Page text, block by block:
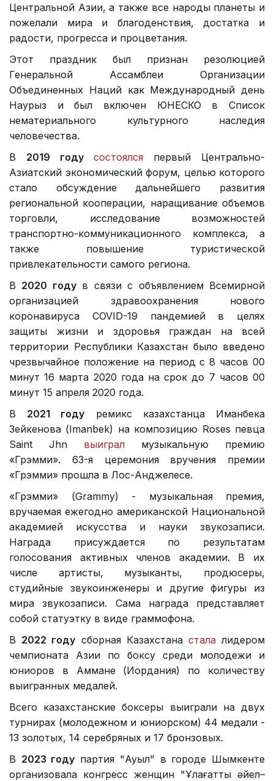
Центральной Азии, а также все народы планеты и
пожелали мира и благоденствия, достатка и
радости, прогресса и процветания.
Этот праздник был признан резолюцией
Генеральной Ассамблеи Организации
Объединенных Наций как Международный день
Наурыз и был включен ЮНЕСКО в Список
нематериального культурного наследия
человечества.
В 2019 году состоялся первый Центрально-
Азиатский экономический форум, целью которого
стало обсуждение дальнейшего развития
региональной кооперации, наращивание объемов
торговли, исследование возможностей
транспортно-коммуникационного комплекса, а
также повышение туристической
привлекательности самого региона.
В 2020 годув связи с объявлением Всемирной
организацией здравоохранения нового
коронавируса COVID-19 пандемией в целях
защиты жизни и здоровья граждан на всей
территории Республики Казахстан было введено
чрезвычайное положение на период с 8 часов 00
минут 16 марта 2020 года на срок до 7 часов 00
минут 15 апреля 2020 года.
В 2021 году ремикс казахстанца Иманбека
Зейкенова (Imanbek) на композицию Roses певца
Saint Jhn выиграл музыкальную премию
«Грэмми». 63-я церемония вручения премии
«Грэмми» прошла в Лос-Анджелесе.
«Грэмми» (Grammy) - музыкальная премия,
вручаемая ежегодно американской Национальной
академией искусства и науки звукозаписи.
Награда присуждается по результатам
голосования активных членов академии. В их
числе артисты, музыканты, продюсеры,
студийные звукоинженеры и другие фигуры из
мира звукозаписи. Сама награда представляет
собой статуэтку в виде граммофона.
В 2022 году сборная Казахстана сталалидером
чемпионата Азии по боксу среди молодежи и
юниоров в Аммане (Иордания) по количеству
выигранных медалей.
Всего казахстанские боксеры выиграли на двух
турнирах (молодежном и юниорском) 44 медали -
13 золотых, 14 серебряных и 17 бронзовых.
В 2023 году партия "Ауыл" в городе Шымкенте
организовала конгресс женщин "Ұлағатты әйел–